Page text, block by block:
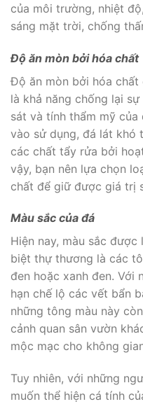
của môi trường, nhiệt
sáng mặt trời, chống
Độ ăn mòn bởi hóa chất
Độ ăn mòn bởi hóa
là khả năng chống lại
sát và tính thẩm mỹ
vào sử dụng, đá lát khó
các chất tẩy rửa bởi
vậy, bạn nên lựa chọn
chất để giữ được giá trị
Màu sắc của đá
Hiện nay, màu sắc
biệt thự thương là các
đen hoặc xanh đen. Với
hạn chế lộ các vết bẩn
những tông màu này
cảnh quan sân vườn
mộc mạc cho không
Tuy nhiên, với những
muốn thể hiện cá tính